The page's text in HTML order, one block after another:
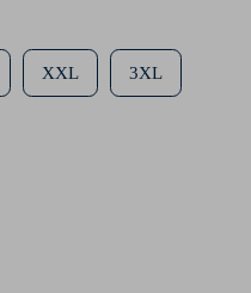
XXL 3XL